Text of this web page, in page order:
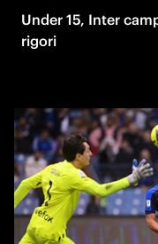
Under 15, Inter
rigori